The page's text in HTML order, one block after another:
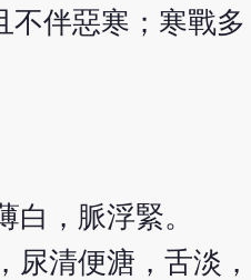
不伴惡寒；寒戰多
，脈浮緊。
清便溏，舌淡，